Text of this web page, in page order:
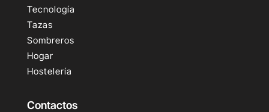
Tecnología
Tazas
Sombreros
Hogar
Hostelería
Contactos